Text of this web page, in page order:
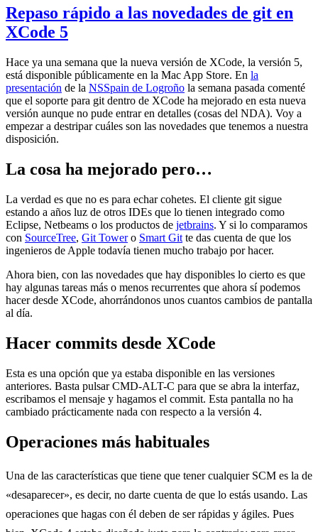
Repaso rápido a las novedades de git en
XCode 5
Hace ya una semana que la nueva versión de XCode, la versión 5,
está disponible públicamente en la Mac App Store. En la
presentación de la NSSpain de Logroño la semana pasada comenté
que el soporte para git dentro de XCode ha mejorado en esta nueva
versión aunque no pude entrar en detalles (cosas del NDA). Voy a
empezar a destripar cuáles son las novedades que tenemos a nuestra
disposición.
La cosa ha mejorado pero…
La verdad es que no es para echar cohetes. El cliente git sigue
estando a años luz de otros IDEs que lo tienen integrado como
Eclipse, Netbeams o los productos de jetbrains. Y si lo comparamos
con SourceTree, Git Towero Smart Git te das cuenta de que los
ingenieros de Apple todavía tienen mucho trabajo por hacer.
Ahora bien, con las novedades que hay disponibles lo cierto es que
hay algunas tareas más o menos recurrentes que ahora sí podemos
hacer desde XCode, ahorrándonos unos cuantos cambios de pantalla
al día.
Hacer commits desde XCode
Esta es una opción que ya estaba disponible en las versiones
anteriores. Basta pulsar CMD-ALT-C para que se abra la interfaz,
escribamos el mensaje y hagamos el commit. Esta pantalla no ha
cambiado prácticamente nada con respecto a la versión 4.
Operaciones más habituales
Una de las características que tiene que tener cualquier SCM es la de
«desaparecer», es decir, no darte cuenta de que lo estás usando. Las
operaciones que hagas con él deben de ser rápidas y ágiles. Pues